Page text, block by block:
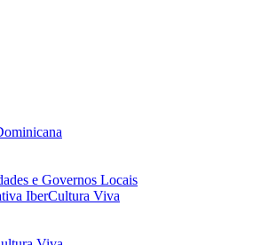
e Governos Locais
IberCultura Viva